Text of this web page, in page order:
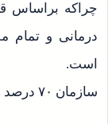
چراکه براساس
درمانی و تمام
است.
سازمان ۷۰ درصد هزینه بیمه تکمیلی را بپردازد